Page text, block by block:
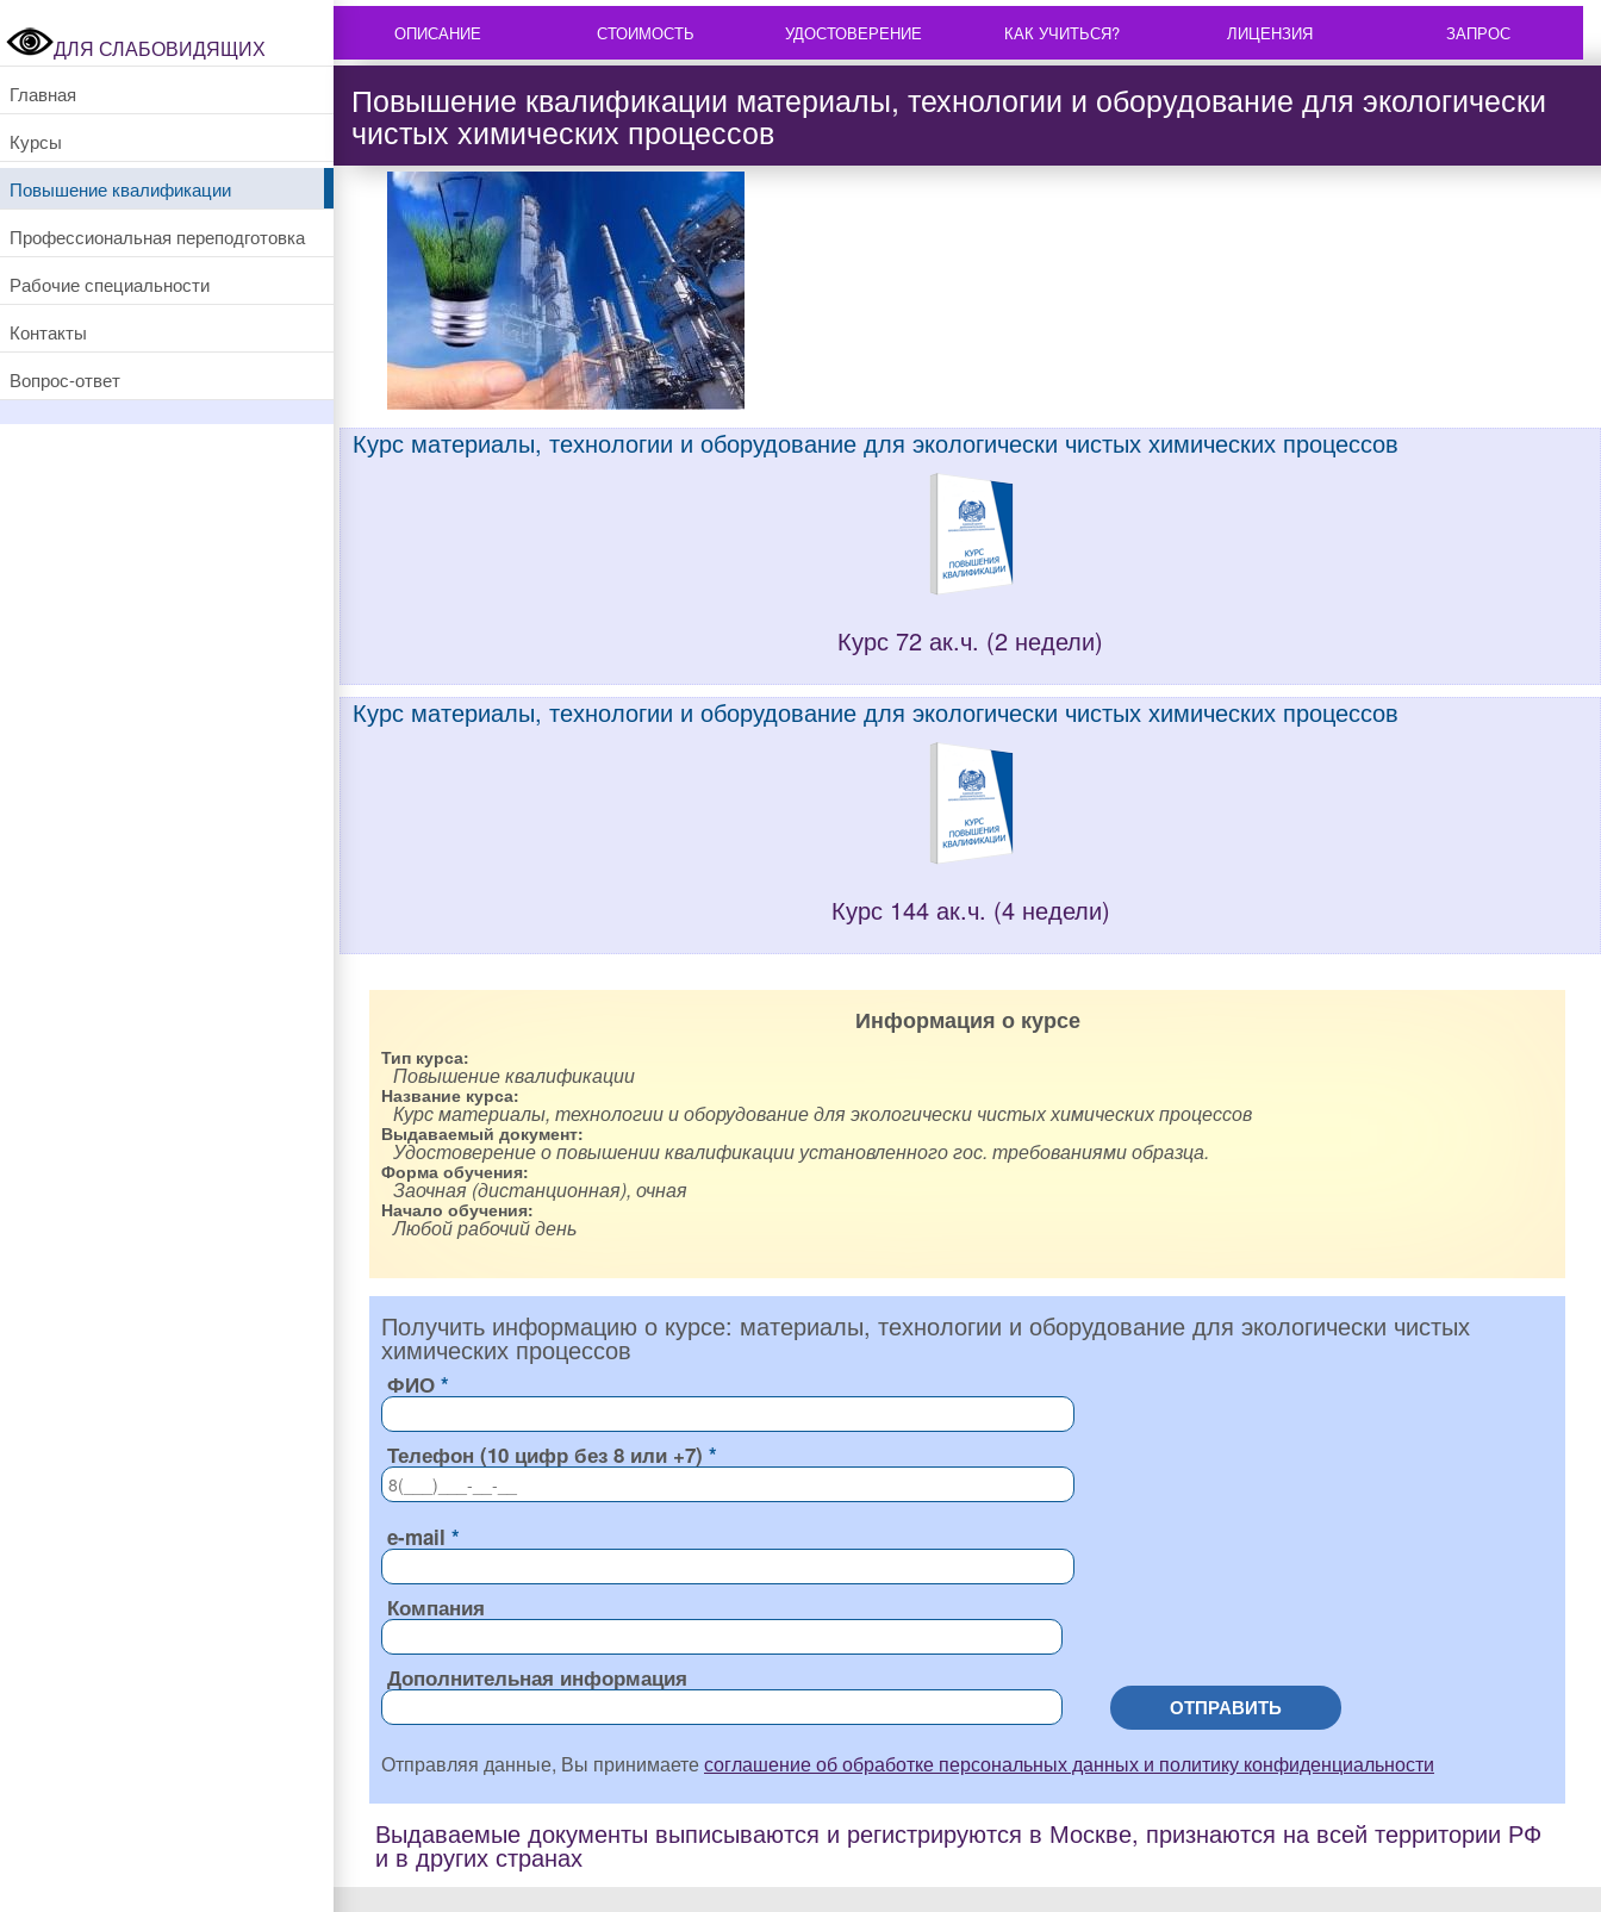
ДЛЯ СЛАБОВИДЯЩИХ
Главная
Курсы
Повышение квалификации
Профессиональная переподготовка
Рабочие специальности
Контакты
Вопрос-ответ
ОПИСАНИЕ СТОИМОСТЬ УДОСТОВЕРЕНИЕ КАК УЧИТЬСЯ? ЛИЦЕНЗИЯ ЗАПРОС
Повышение квалификации материалы, технологии и оборудование для экологически
чистых химических процессов
Курс материалы, технологии и оборудование для экологически чистых химических процессов
Курс 72 ак.ч. (2 недели)
Курс материалы, технологии и оборудование для экологически чистых химических процессов
Курс 144 ак.ч. (4 недели)
Информация о курсе
Тип курса:
Повышение квалификации
Название курса:
Курс материалы, технологии и оборудование для экологически чистых химических процессов
Выдаваемый документ:
Удостоверение о повышении квалификации установленного гос. требованиями образца.
Форма обучения:
Заочная (дистанционная), очная
Начало обучения:
Любой рабочий день
Получить информацию о курсе: материалы, технологии и оборудование для экологически чистых
химических процессов
ФИО
Телефон (10 цифр без 8 или +7)
e-mail
Компания
Дополнительная информация
ОТПРАВИТЬ
Отправляя данные, Вы принимаетесоглашение об обработке персональных данных и политику конфиденциальности
Выдаваемые документы выписываются и регистрируются в Москве, признаются на всей территории РФ
и в других странах